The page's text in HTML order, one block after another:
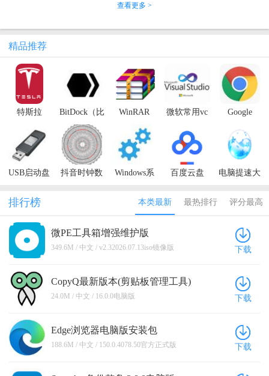
查看更多 >
精品推荐
特斯拉
手册
BitDock（比
特工具栏）
WinRAR
微软常用vc
包
Google
USB启动盘
抖音时钟数
Windows系
工具
百度云盘
电脑提速大
排行榜 本类最新 最热排行 评分最高
微PE工具箱增强维护版
v2.32026.07.13iso镜像版
349.6M / 中文 / v2.32026.07.13iso镜像版 下载
CopyQ最新版本(剪贴板管理工具)
16.0.0电脑版
24.0M / 中文 / 16.0.0电脑版 下载
Edge浏览器电脑版安装包
150.0.4078.50官方正式版
188.6M / 中文 / 150.0.4078.50官方正式版 下载